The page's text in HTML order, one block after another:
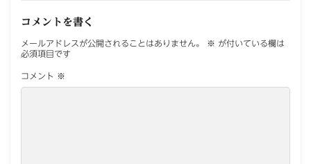
コメントを書く
メールアドレスが公開されることはありません。 ※ が付いている欄は
必須項目です
コメント ※